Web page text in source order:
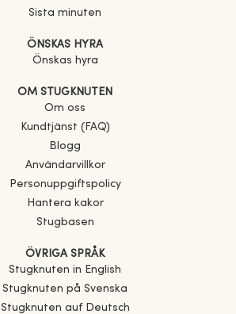
Sista minuten
ÖNSKAS HYRA
Önskas hyra
OM STUGKNUTEN
Om oss
Kundtjänst (FAQ)
Blogg
Användarvillkor
Personuppgiftspolicy
Hantera kakor
Stugbasen
ÖVRIGA SPRÅK
Stugknuten in English
Stugknuten på Svenska
Stugknuten auf Deutsch